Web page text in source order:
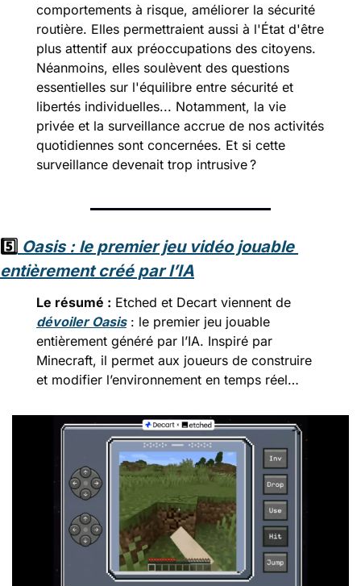
comportements à risque, améliorer la sécurité
routière. Elles permettraient aussi à l'État d'être
plus attentif aux préoccupations des citoyens.
Néanmoins, elles soulèvent des questions
essentielles sur l'équilibre entre sécurité et
libertés individuelles... Notamment, la vie
privée et la surveillance accrue de nos activités
quotidiennes sont concernées. Et si cette
surveillance devenait trop intrusive ?
5️⃣ Oasis : le premier jeu vidéo jouable
entièrement créé par l’IA
Le résumé :
dévoiler Oasis : le premier jeu jouable
entièrement généré par l’IA. Inspiré par
Minecraft, il permet aux joueurs de construire
et modifier l’environnement en temps réel…